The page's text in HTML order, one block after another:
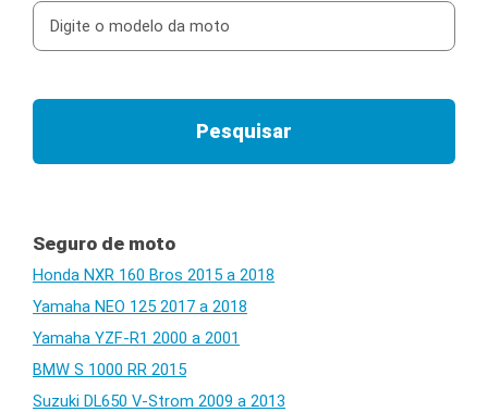
Seguro de moto
Honda NXR 160 Bros 2015 a 2018
Yamaha NEO 125 2017 a 2018
Yamaha YZF-R1 2000 a 2001
BMW S 1000 RR 2015
Suzuki DL650 V-Strom 2009 a 2013